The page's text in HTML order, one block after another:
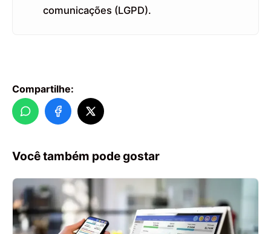
comunicações (LGPD).
Compartilhe:
Você também pode gostar